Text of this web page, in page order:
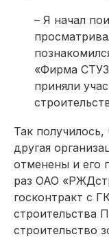
– Я начал
«Фирма
приняли
Так
другая
отменены и его
раз ОАО
госконтракт с
строительства
строительство